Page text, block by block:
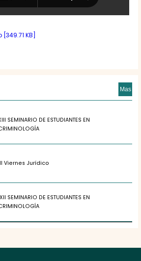
KB]
Mas
SEMINARIO DE ESTUDIANTES EN
Viernes Jurídico
XII SEMINARIO DE ESTUDIANTES EN